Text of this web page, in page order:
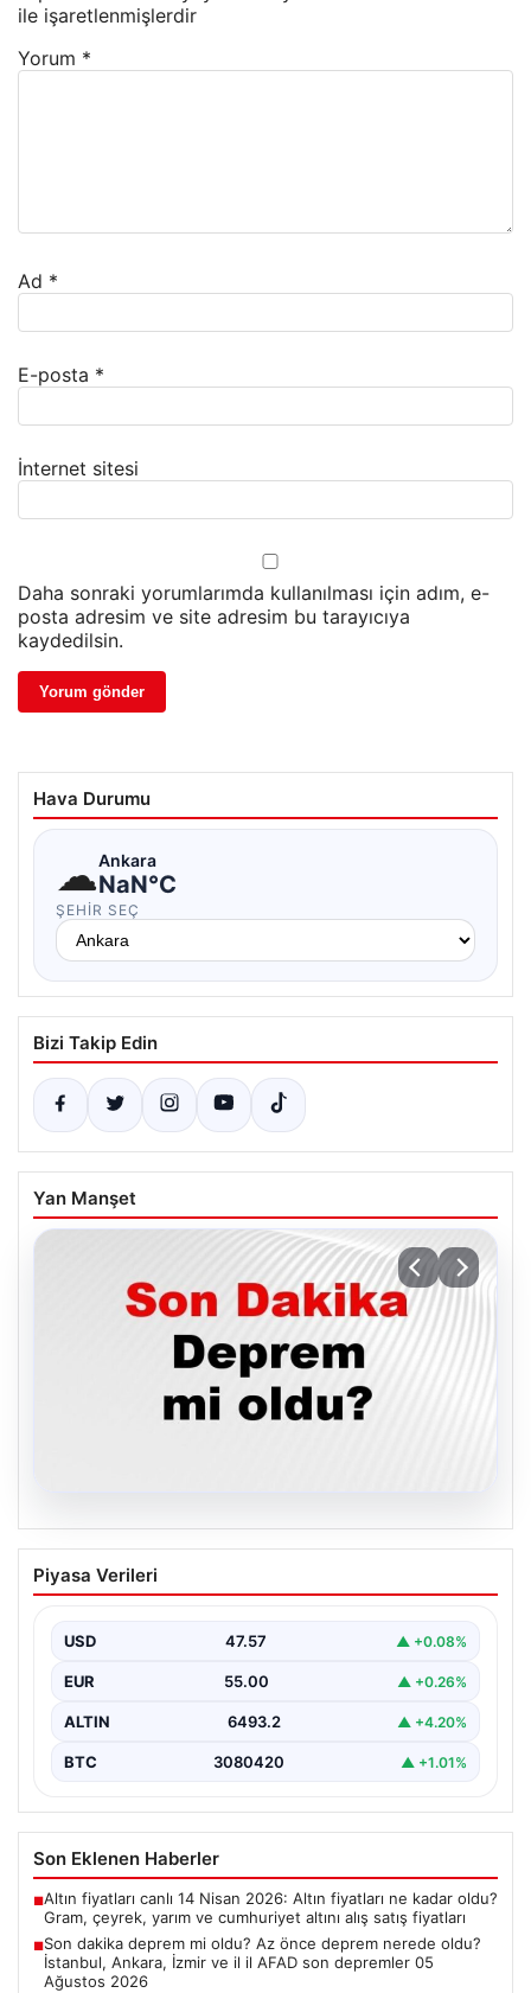
ile işaretlenmişlerdir
Yorum *
Ad *
E-posta *
İnternet sitesi
Daha sonraki yorumlarımda kullanılması için adım, e-
posta adresim ve site adresim bu tarayıcıya
kaydedilsin.
Hava Durumu
☁Ankara
NaN°C
ŞEHIR SEÇ
Bizi Takip Edin
Yan Manşet
05.08.2026
Son dakika deprem mi oldu? Az önce
deprem nerede oldu? İstanbul, Ankara,
Ağustos 2026
{ “title”: “05 Ağustos 2026 Güncel Deprem Durumu ve
Son Değerlendirmeler”, “content”: “ Bugün…
Piyasa Verileri
USD 47.57 ▲ +0.08%
EUR 55.00 ▲ +0.26%
ALTIN 6493.2 ▲ +4.20%
BTC 3080420 ▲ +1.01%
Son Eklenen Haberler
■Altın fiyatları canlı 14 Nisan 2026: Altın fiyatları ne kadar oldu?
Gram, çeyrek, yarım ve cumhuriyet altını alış satış fiyatları
■Son dakika deprem mi oldu? Az önce deprem nerede oldu?
İstanbul, Ankara, İzmir ve il il AFAD son depremler 05
Ağustos 2026